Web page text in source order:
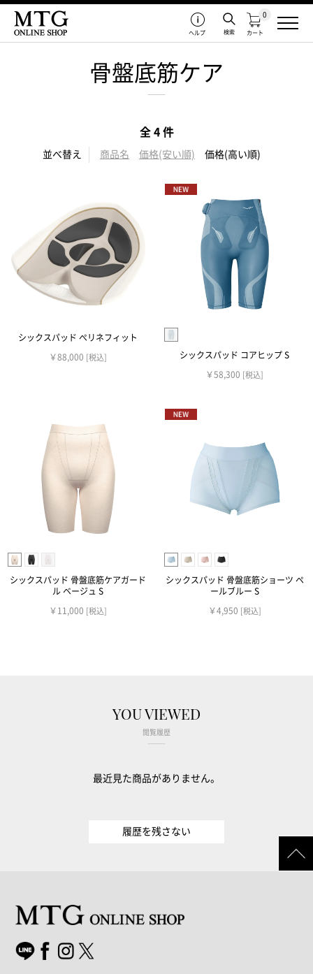
カート
0
検索
ヘルプ
骨盤底筋ケア
全 4 件
並べ替え 商品名 価格(安い順) 価格(高い順)
シックスパッド ぺリネフィット
￥88,000 [税込] シックスパッド コアヒップ S
￥58,300 [税込]
シックスパッド 骨盤底筋ケアガード
ル ベージュ S
￥11,000 [税込]
シックスパッド 骨盤底筋ショーツ ペ
ールブルー S
￥4,950 [税込]
YOU VIEWED
閲覧履歴
最近見た商品がありません。
履歴を残さない